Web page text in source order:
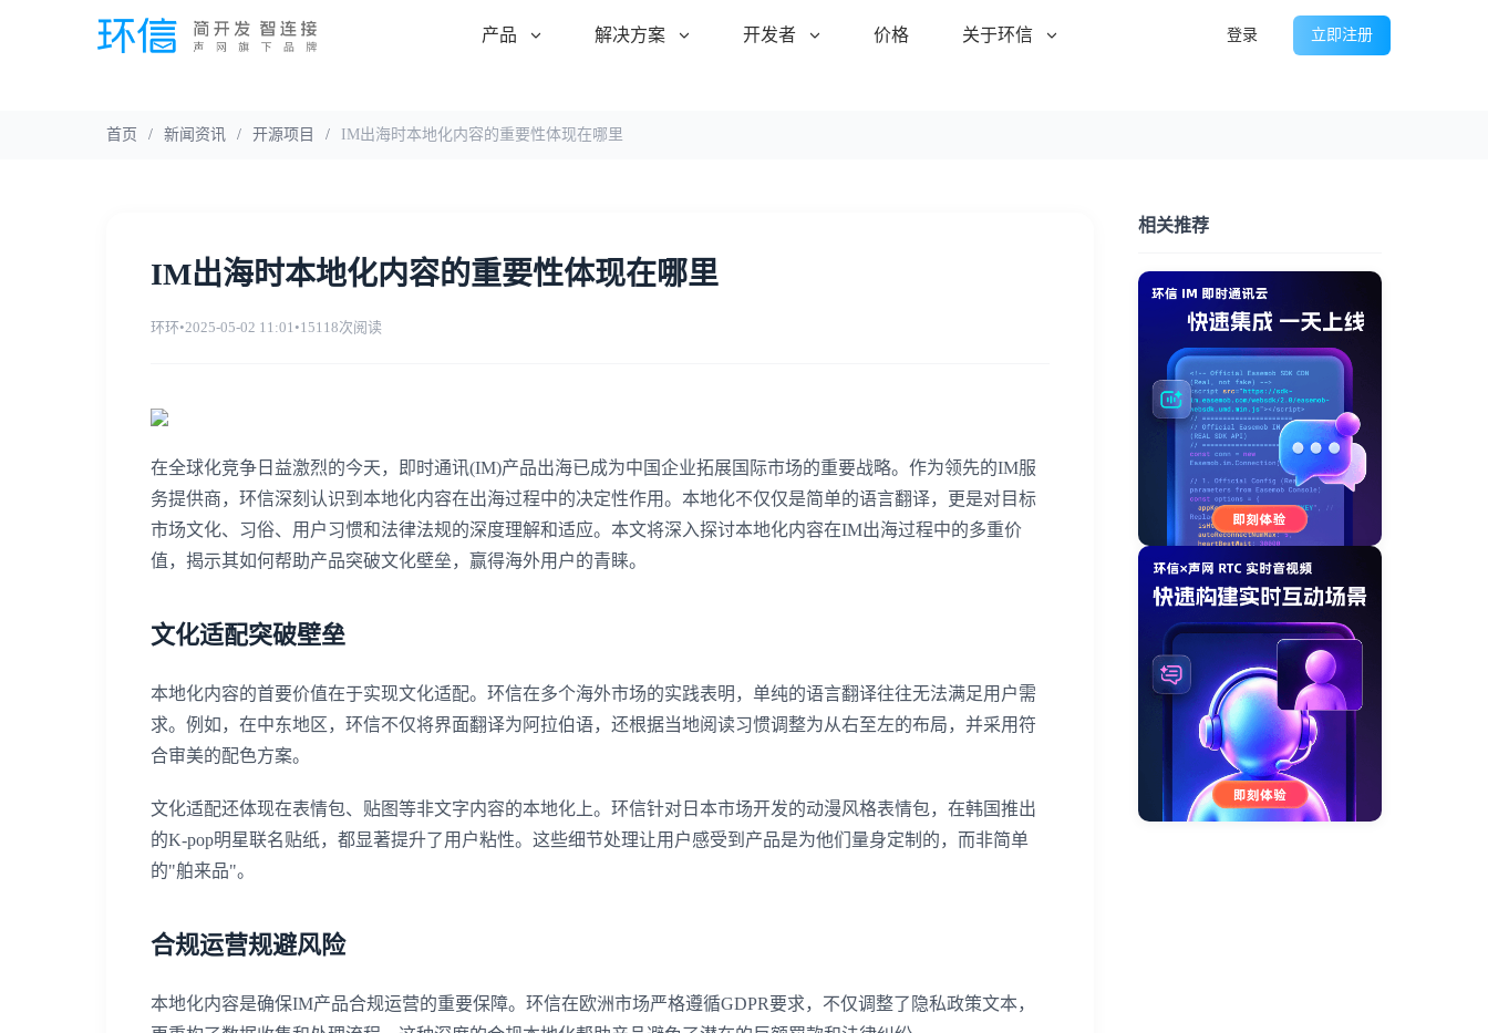
产品 解决方案 开发者 价格 关于环信 登录 立即注册
首页 / 新闻资讯 / 开源项目 / IM出海时本地化内容的重要性体现在哪里
IM出海时本地化内容的重要性体现在哪里
环环•2025-05-02 11:01•15118次阅读
在全球化竞争日益激烈的今天，即时通讯(IM)产品出海已成为中国企业拓展国际市场的重要战略。作为领先的IM服
务提供商，环信深刻认识到本地化内容在出海过程中的决定性作用。本地化不仅仅是简单的语言翻译，更是对目标
市场文化、习俗、用户习惯和法律法规的深度理解和适应。本文将深入探讨本地化内容在IM出海过程中的多重价
值，揭示其如何帮助产品突破文化壁垒，赢得海外用户的青睐。
文化适配突破壁垒
本地化内容的首要价值在于实现文化适配。环信在多个海外市场的实践表明，单纯的语言翻译往往无法满足用户需
求。例如，在中东地区，环信不仅将界面翻译为阿拉伯语，还根据当地阅读习惯调整为从右至左的布局，并采用符
合审美的配色方案。
文化适配还体现在表情包、贴图等非文字内容的本地化上。环信针对日本市场开发的动漫风格表情包，在韩国推出
的K-pop明星联名贴纸，都显著提升了用户粘性。这些细节处理让用户感受到产品是为他们量身定制的，而非简单
的"舶来品"。
合规运营规避风险
本地化内容是确保IM产品合规运营的重要保障。环信在欧洲市场严格遵循GDPR要求，不仅调整了隐私政策文本，
相关推荐